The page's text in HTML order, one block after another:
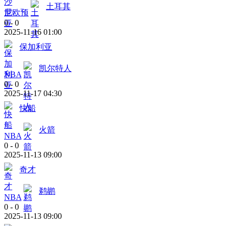
世欧预
土耳其
0 - 0
2025-11-16 01:00
保加利亚
NBA
凯尔特人
0 - 0
2025-11-17 04:30
快船
NBA
火箭
0 - 0
2025-11-13 09:00
奇才
NBA
鹈鹕
0 - 0
2025-11-13 09:00